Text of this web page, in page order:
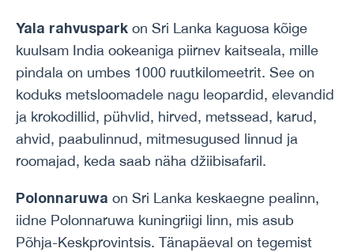
Yala rahvuspark on Sri Lanka kaguosa kõige
kuulsam India ookeaniga piirnev kaitseala, mille
pindala on umbes 1000 ruutkilomeetrit. See on
koduks metsloomadele nagu leopardid, elevandid
ja krokodillid, pühvlid, hirved, metssead, karud,
ahvid, paabulinnud, mitmesugused linnud ja
roomajad, keda saab näha džiibisafaril.
Polonnaruwa on Sri Lanka keskaegne pealinn,
iidne Polonnaruwa kuningriigi linn, mis asub
Põhja-Keskprovintsis. Tänapäeval on tegemist